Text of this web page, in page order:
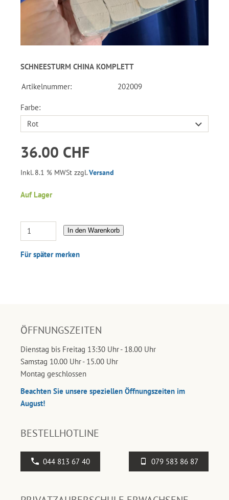
SCHNEESTURM CHINA KOMPLETT
Artikelnummer: 202009
Farbe:
36.00 CHF
Inkl. 8.1 % MWSt zzgl.Versand
Auf Lager
In den Warenkorb
Für später merken
ÖFFNUNGSZEITEN
Dienstag bis Freitag 13:30 Uhr - 18.00 Uhr
Samstag 10.00 Uhr - 15.00 Uhr
Montag geschlossen
Beachten Sie unsere speziellen Öffnungszeiten im
August!
BESTELLHOTLINE
044 813 67 40 079 583 86 87